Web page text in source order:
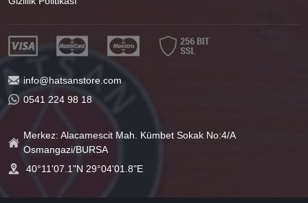
info@hatsanstore.com
0541 224 98 18
Merkez: Alacamescit Mah. Kümbet Sokak No:4/A
Osmangazi/BURSA
40°11'07.1"N 29°04'01.8"E